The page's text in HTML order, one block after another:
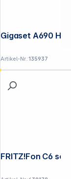
Artikel-Nr.:135937